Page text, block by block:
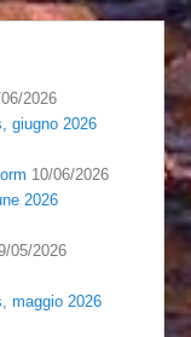
2026
giugno 2026
10/06/2026
2026
05/2026
maggio 2026